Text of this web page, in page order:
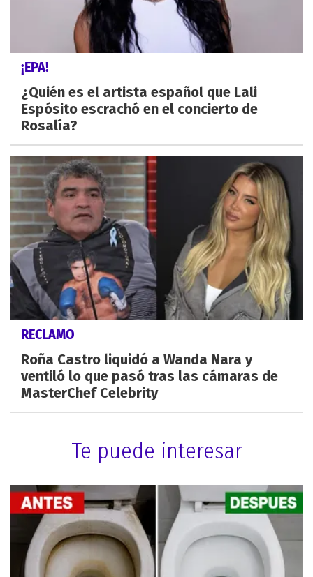
¡EPA!
¿Quién es el artista español que Lali
Espósito escrachó en el concierto de
Rosalía?
RECLAMO
Roña Castro liquidó a Wanda Nara y
ventiló lo que pasó tras las cámaras de
MasterChef Celebrity
Te puede interesar